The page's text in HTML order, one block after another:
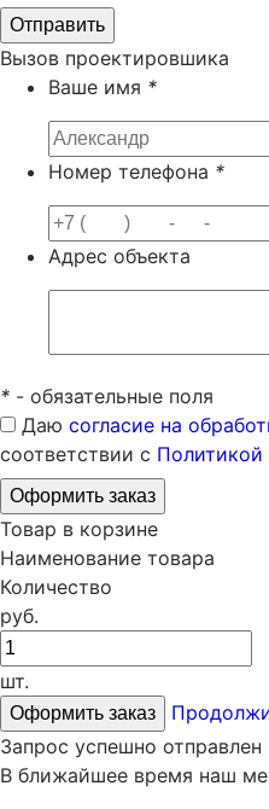
Вызов проектировшика
Ваше имя *
Номер телефона *
Адрес объекта
* - обязательные поля
Даю согласие на
соответствии с Политикой
Товар в корзине
Наименование товара
Количество
руб.
шт.
Запрос успешно отправлен
В ближайшее время наш